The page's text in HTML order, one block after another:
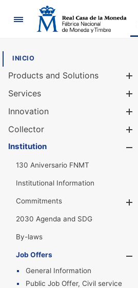
Navigation
INICIO
Products and Solutions
Services
Innovation
Collector
Institution
130 Aniversario FNMT
Institutional Information
Commitments
2030 Agenda and SDG
By-laws
Job Offers
General Information
Public Job Offer, Civil service